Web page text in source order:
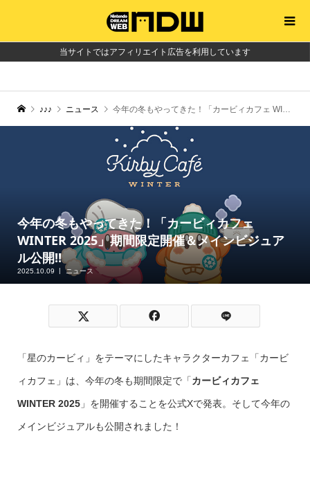
当サイトではアフィリエイト広告を利用しています
♪♪♪ ニュース 今年の冬もやってきた！「カービィカフェ WINTER 2025」期間限定開催＆メインビジュアル公開!!
今年の冬もやってきた！「カービィカフェ
WINTER 2025」期間限定開催＆メインビジュア
ル公開!!
2025.10.09 ニュース
「星のカービィ」をテーマにしたキャラクターカフェ「カービ
ィカフェ」は、今年の冬も期間限定で「カービィカフェ
WINTER 2025」を開催することを公式Xで発表。そして今年の
メインビジュアルも公開されました！